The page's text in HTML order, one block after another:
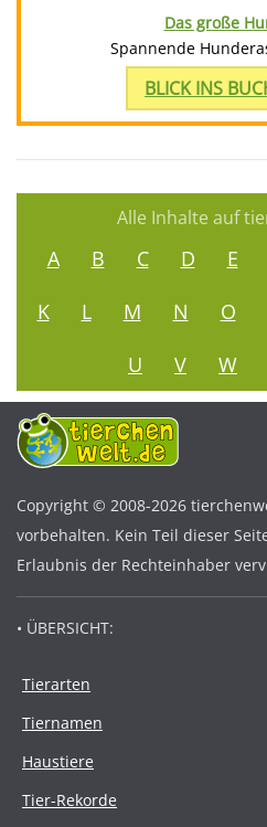
Das große
Spannende
BLICK INS
Alle Inhalte auf
A B C D E
K
L M N O
U
V W
Copyright © 2008-2026
vorbehalten. Kein Teil dieser
Erlaubnis der Rechteinhaber
• ÜBERSICHT:
Tierarten
Tiernamen
Haustiere
Tier-Rekorde